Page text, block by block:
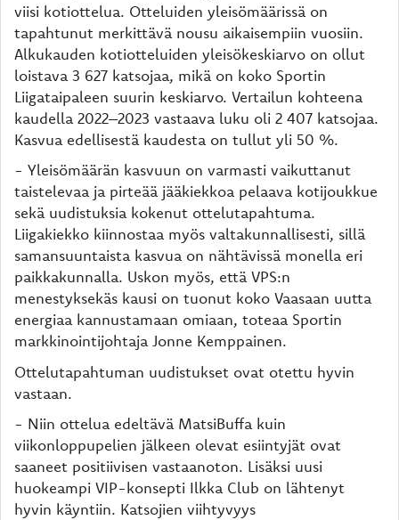
viisi kotiottelua. Otteluiden yleisömäärissä on
tapahtunut merkittävä nousu aikaisempiin vuosiin.
Alkukauden kotiotteluiden yleisökeskiarvo on ollut
loistava 3 627 katsojaa, mikä on koko Sportin
Liigataipaleen suurin keskiarvo. Vertailun kohteena
kaudella 2022–2023 vastaava luku oli 2 407 katsojaa.
Kasvua edellisestä kaudesta on tullut yli 50 %.
- Yleisömäärän kasvuun on varmasti vaikuttanut
taistelevaa ja pirteää jääkiekkoa pelaava kotijoukkue
sekä uudistuksia kokenut ottelutapahtuma.
Liigakiekko kiinnostaa myös valtakunnallisesti, sillä
samansuuntaista kasvua on nähtävissä monella eri
paikkakunnalla. Uskon myös, että VPS:n
menestyksekäs kausi on tuonut koko Vaasaan uutta
energiaa kannustamaan omiaan, toteaa Sportin
markkinointijohtaja Jonne Kemppainen.
Ottelutapahtuman uudistukset ovat otettu hyvin
vastaan.
- Niin ottelua edeltävä MatsiBuffa kuin
viikonloppupelien jälkeen olevat esiintyjät ovat
saaneet positiivisen vastaanoton. Lisäksi uusi
huokeampi VIP-konsepti Ilkka Club on lähtenyt
hyvin käyntiin. Katsojien viihtyvyys